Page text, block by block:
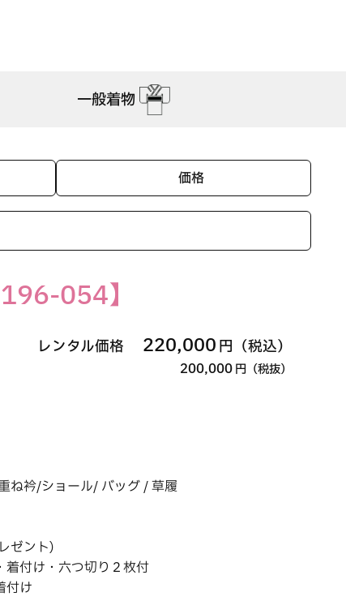
一般着物
価格
054】
レンタル価格 220,000円（税込）
200,000 円（税抜）
ね衿/ショール/ バッグ / 草履
ゼント)
付け・六つ切り２枚付
付け